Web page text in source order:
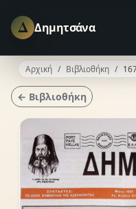
Δ Δημητσάνα
Αρχική Βιβλιοθήκη
← Βιβλιοθήκη